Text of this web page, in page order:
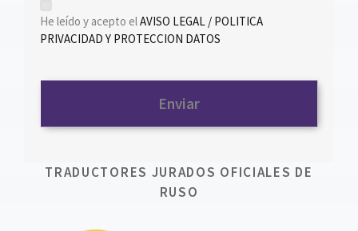
He leído y acepto elAVISO LEGAL / POLITICA
PRIVACIDAD Y PROTECCION DATOS
TRADUCTORES JURADOS OFICIALES DE
RUSO